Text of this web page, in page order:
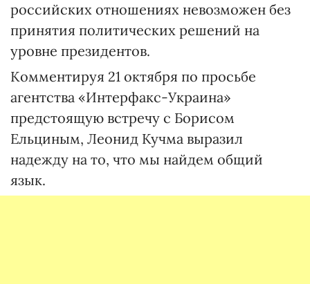
российских отношениях невозможен без
принятия политических решений на
уровне президентов.
Комментируя 21 октября по просьбе
агентства «Интерфакс-Украина»
предстоящую встречу с Борисом
Ельциным, Леонид Кучма выразил
надежду на то, что мы найдем общий
язык.